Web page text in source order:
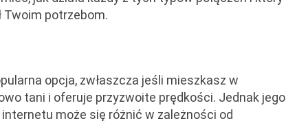
Twoim potrzebom.
opcja, zwłaszcza jeśli mieszkasz w
tani i oferuje przyzwoite prędkości. Jednak jego
może się różnić w zależności od